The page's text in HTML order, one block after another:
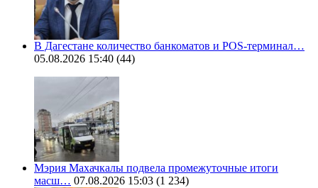
В Дагестане количество банкоматов и POS-терминал…
05.08.2026 15:40 (44)
Мэрия Махачкалы подвела промежуточные итоги
масш… 07.08.2026 15:03 (1 234)